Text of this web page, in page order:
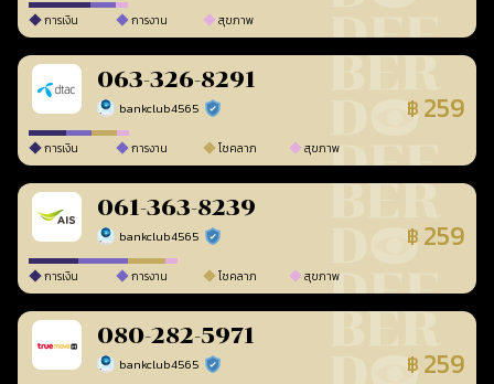
การเงิน การงาน สุขภาพ
063-326-8291
bankclub4565 ร้านยืนยันแล้ว ฿ 259
การเงิน การงาน โชคลาภ สุขภาพ
061-363-8239
bankclub4565 ร้านยืนยันแล้ว ฿ 259
การเงิน การงาน โชคลาภ สุขภาพ
080-282-5971
bankclub4565 ร้านยืนยันแล้ว ฿ 259